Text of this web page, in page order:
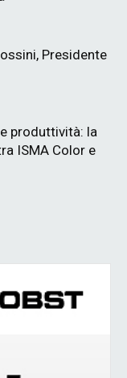
Presidente
produttività: la
ISMA Color e